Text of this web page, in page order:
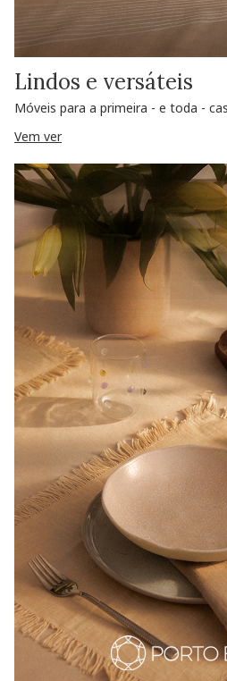
Lindos e versáteis
Móveis para a primeira - e toda -
Vem ver